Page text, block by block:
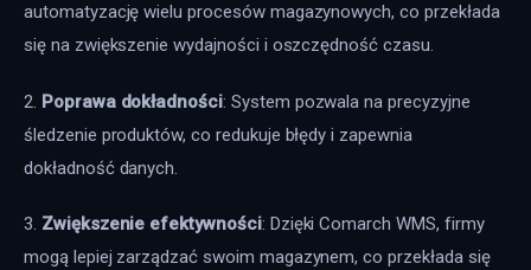
automatyzację wielu procesów magazynowych, co przekłada
się na zwiększenie wydajności i oszczędność czasu.
2. Poprawa dokładności: System pozwala na precyzyjne
śledzenie produktów, co redukuje błędy i zapewnia
dokładność danych.
3. Zwiększenie efektywności: Dzięki Comarch WMS, firmy
mogą lepiej zarządzać swoim magazynem, co przekłada się